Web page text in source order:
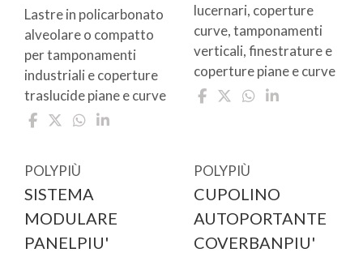
Lastre in policarbonato
alveolare o compatto
per tamponamenti
industriali e coperture
traslucide piane e curve
lucernari, coperture
curve, tamponamenti
verticali, finestrature e
coperture piane e curve
POLYPIÙ
SISTEMA
MODULARE
PANELPIU'
POLYPIÙ
CUPOLINO
AUTOPORTANTE
COVERBANPIU'